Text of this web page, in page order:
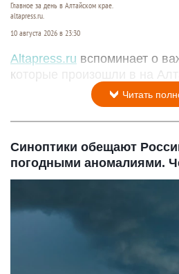
Главное за день в Алтайском крае.
altapress.ru.
10 августа 2026 в 23:30
Altapress.ru вспоминает о
которые произошли в на
Читать
Синоптики обещают
погодными аномалиями.